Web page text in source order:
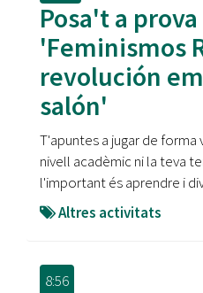
Posa't a
'Feminismos
revolución
salón'
T'apuntes a jugar de
nivell acadèmic ni la teva
l'important és aprendre i
Altres activitats
8:56